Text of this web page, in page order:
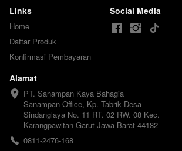
Links
Home
Daftar Produk
Konfirmasi Pembayaran
Social Media
Alamat
PT. Sanampan Kaya Bahagia
Sanampan Office, Kp. Tabrik Desa
Sindanglaya No. 11 RT. 02 RW. 08 Kec.
Karangpawitan Garut Jawa Barat 44182
0811-2476-168